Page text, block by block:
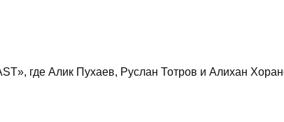
где Алик Пухаев, Руслан Тотров и Алихан